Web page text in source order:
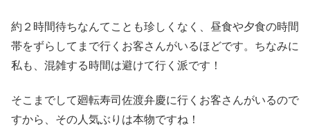
約２時間待ちなんてことも珍しくなく、昼食や夕食の時間
帯をずらしてまで行くお客さんがいるほどです。ちなみに
私も、混雑する時間は避けて行く派です！
そこまでして廻転寿司佐渡弁慶に行くお客さんがいるので
すから、その人気ぶりは本物ですね！